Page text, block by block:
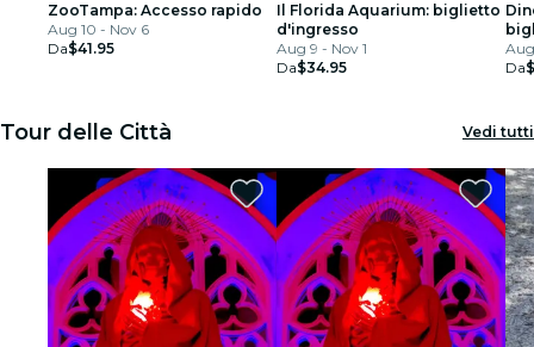
ZooTampa: Accesso rapido
Aug 10 - Nov 6
Da$41.95
Il Florida Aquarium: biglietto
d'ingresso
Aug 9 - Nov 1
Da$34.95
Da
Tour delle Città Vedi tutti